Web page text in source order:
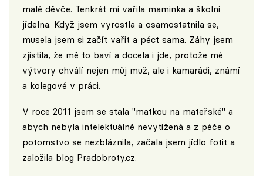
malé děvče. Tenkrát mi vařila maminka a školní
jídelna. Když jsem vyrostla a osamostatnila se,
musela jsem si začít vařit a péct sama. Záhy jsem
zjistila, že mě to baví a docela i jde, protože mé
výtvory chválí nejen můj muž, ale i kamarádi, známí
a kolegové v práci.
V roce 2011 jsem se stala "matkou na mateřské" a
abych nebyla intelektuálně nevytížená a z péče o
potomstvo se nezbláznila, začala jsem jídlo fotit a
založila blog Pradobroty.cz.